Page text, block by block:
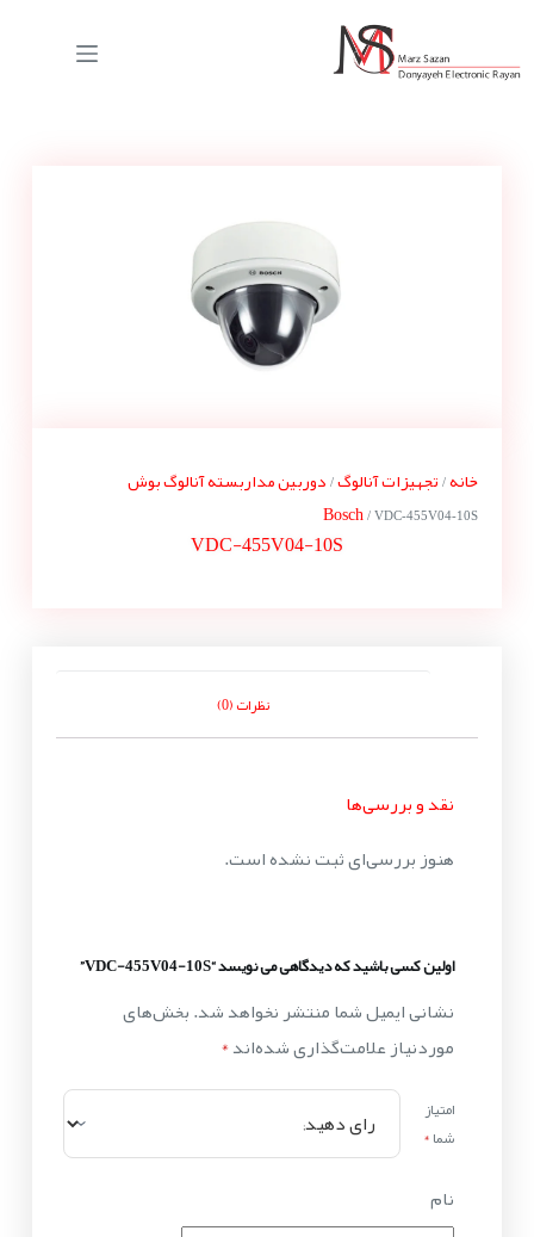
خانه/ تجهیزات آنالوگ/ دوربین مداربسته آنالوگ بوش
Bosch / VDC-455V04-10S
VDC-455V04-10S
نظرات (0)
نقد و بررسی‌ها
هنوز بررسی‌ای ثبت نشده است.
اولین کسی باشید که دیدگاهی می نویسد “VDC-455V04-10S”
نشانی ایمیل شما منتشر نخواهد شد.بخش‌های
موردنیاز علامت‌گذاری شده‌اند*
امتیاز
شما*
نام